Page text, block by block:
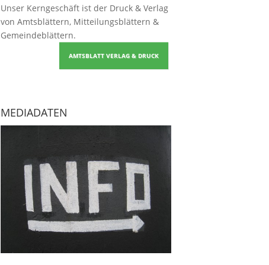
Unser Kerngeschäft ist der Druck & Verlag
von Amtsblättern, Mitteilungsblättern &
Gemeindeblättern.
AMTSBLATT VERLAG & DRUCK
MEDIADATEN